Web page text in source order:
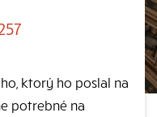
ktorý ho poslal na
potrebné na